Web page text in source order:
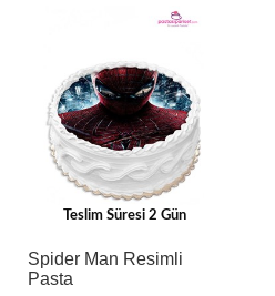
Teslim Süresi 2 Gün
Spider Man Resimli
Pasta